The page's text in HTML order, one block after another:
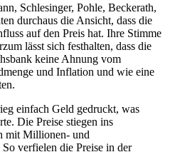
Schlesinger, Pohle, Beckerath,
durchaus die Ansicht, dass die
auf den Preis hat. Ihre Stimme
lässt sich festhalten, dass die
keine Ahnung vom
und Inflation und wie eine
einfach Geld gedruckt, was
Die Preise stiegen ins
mit Millionen- und
verfielen die Preise in der